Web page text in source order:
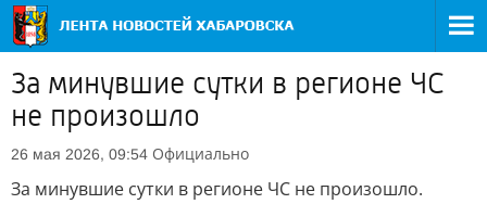
За минувшие сутки в регионе ЧС
не произошло
26 мая 2026, 09:54 Официально
За минувшие сутки в регионе ЧС не произошло.